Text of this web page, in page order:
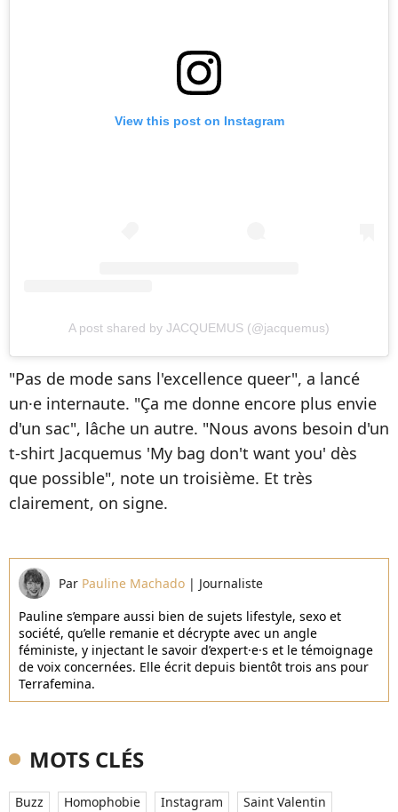
View this post on Instagram
A post shared by JACQUEMUS (@jacquemus)
"Pas de mode sans l'excellence queer", a lancé
un·e internaute. "Ça me donne encore plus envie
d'un sac", lâche un autre. "Nous avons besoin d'un
t-shirt Jacquemus 'My bag don't want you' dès
que possible", note un troisième. Et très
clairement, on signe.
Par Pauline Machado | Journaliste
Pauline s’empare aussi bien de sujets lifestyle, sexo et
société, qu’elle remanie et décrypte avec un angle
féministe, y injectant le savoir d’expert·e·s et le témoignage
de voix concernées. Elle écrit depuis bientôt trois ans pour
Terrafemina.
MOTS CLÉS
Buzz Homophobie Instagram Saint Valentin